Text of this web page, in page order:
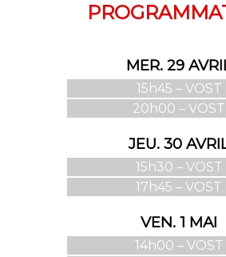
MER. 29
15h45 – VOST
20h00 – VOST
JEU. 30
15h30 – VOST
17h45 – VOST
VEN. 1 MAI
14h00 – VOST